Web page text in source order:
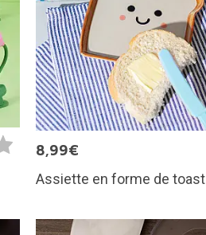
8,99€
Assiette en forme de toast